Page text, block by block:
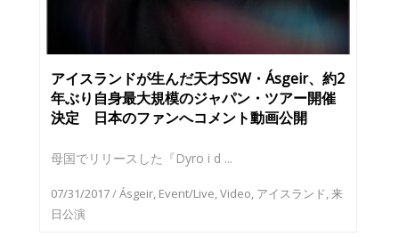
アイスランドが生んだ天才SSW・Ásgeir、約2
年ぶり自身最大規模のジャパン・ツアー開催
決定 日本のファンへコメント動画公開
母国でリリースした『Dyro i d ...
07/31/2017/Ásgeir, Event/Live,Video, アイスランド,来
日公演